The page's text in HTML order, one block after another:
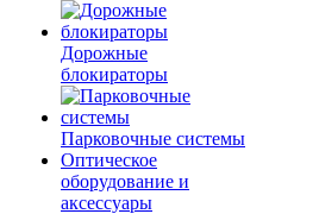
Дорожные
блокираторы
Парковочные системы
Оптическое
оборудование и
аксессуары